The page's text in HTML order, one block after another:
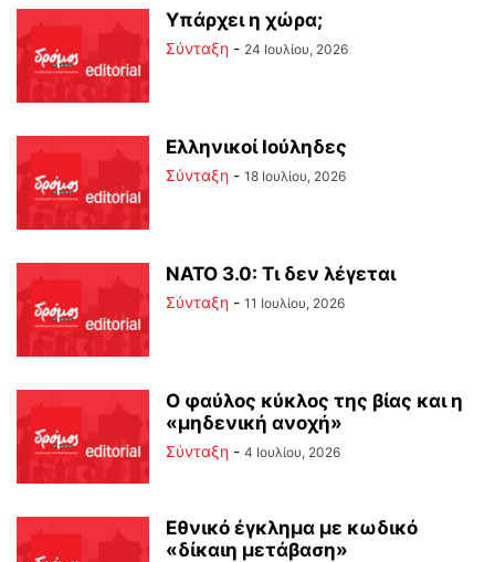
Υπάρχει η χώρα;
Σύνταξη - 24 Ιουλίου, 2026
Ελληνικοί Ιούληδες
Σύνταξη - 18 Ιουλίου, 2026
ΝΑΤΟ 3.0: Τι δεν λέγεται
Σύνταξη - 11 Ιουλίου, 2026
Ο φαύλος κύκλος της βίας και η
«μηδενική ανοχή»
Σύνταξη - 4 Ιουλίου, 2026
Εθνικό έγκλημα με κωδικό
«δίκαιη μετάβαση»